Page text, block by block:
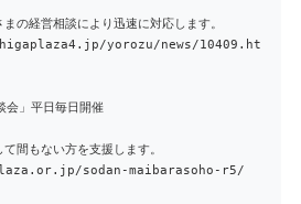
の経営相談により迅速に対応します。
yorozu/news/10409.ht
会」平日毎日開催
間もない方を支援します。
sodan-maibarasoho-r5/